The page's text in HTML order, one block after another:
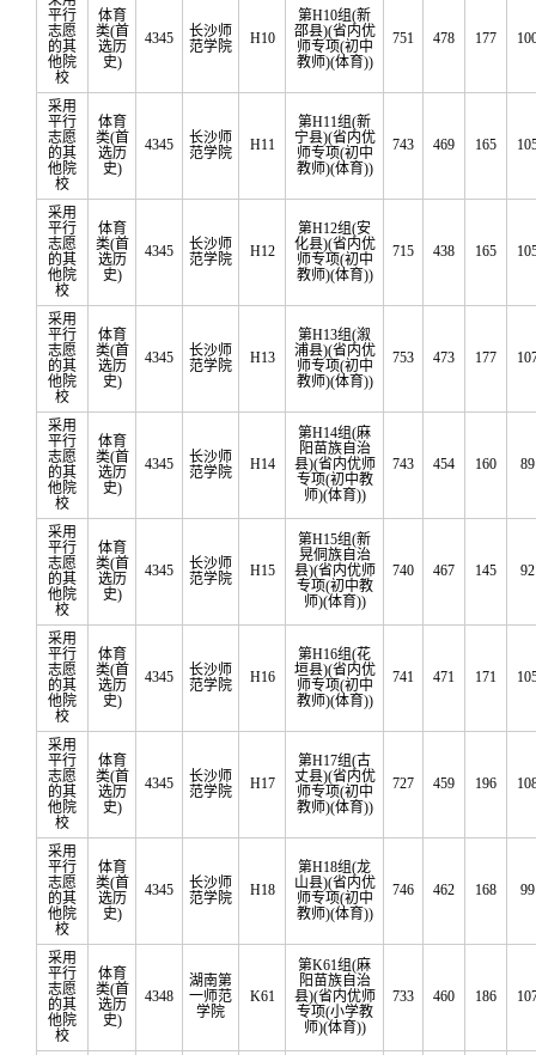
平行
志愿
的其
他院
校
体育
类(首
选历
史)
4345
长沙师
范学院
H10
第H10组(新
邵县)(省内优
师专项(初中
教师)(体育))
751 478 177
采用
平行
志愿
的其
他院
校
体育
类(首
选历
史)
4345
长沙师
范学院
H11
第H11组(新
宁县)(省内优
师专项(初中
教师)(体育))
743 469 165
采用
平行
志愿
的其
他院
校
体育
类(首
选历
史)
4345
长沙师
范学院
H12
第H12组(安
化县)(省内优
师专项(初中
教师)(体育))
715 438 165
采用
平行
志愿
的其
他院
校
体育
类(首
选历
史)
4345
长沙师
范学院
H13
第H13组(溆
浦县)(省内优
师专项(初中
教师)(体育))
753 473 177
采用
平行
志愿
的其
他院
校
体育
类(首
选历
史)
4345
长沙师
范学院
H14
第H14组(麻
阳苗族自治
县)(省内优师
专项(初中教
师)(体育))
743 454 160 89
采用
平行
志愿
的其
他院
校
体育
类(首
选历
史)
4345
长沙师
范学院
H15
第H15组(新
晃侗族自治
县)(省内优师
专项(初中教
师)(体育))
740 467 145 92
采用
平行
志愿
的其
他院
校
体育
类(首
选历
史)
4345
长沙师
范学院
H16
第H16组(花
垣县)(省内优
师专项(初中
教师)(体育))
741 471 171
采用
平行
志愿
的其
他院
校
体育
类(首
选历
史)
4345
长沙师
范学院
H17
第H17组(古
丈县)(省内优
师专项(初中
教师)(体育))
727 459 196
采用
平行
志愿
的其
他院
校
体育
类(首
选历
史)
4345
长沙师
范学院
H18
第H18组(龙
山县)(省内优
师专项(初中
教师)(体育))
746 462 168 99
采用
平行
志愿
的其
他院
校
体育
类(首
选历
史)
4348
湖南第
一师范
学院
K61
第K61组(麻
阳苗族自治
县)(省内优师
专项(小学教
师)(体育))
733 460 186